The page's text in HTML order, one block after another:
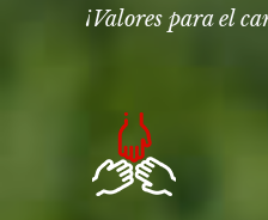
¡Valores para el